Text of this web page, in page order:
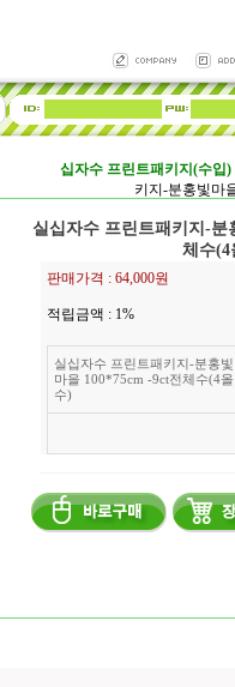
십자수 프린트패키지(수입)
키지-분홍빛마
실십자수 프린트패키지-분
체수(4
판매가격 : 64,000원
적립금액 : 1%
실십자수 프린트패키지-분홍빛
마을 100*75cm -9ct전체수(4올
수)